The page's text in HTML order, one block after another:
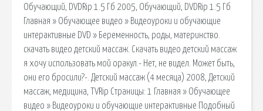
Обучающий, DVDRip 1.5 Гб 2005, Обучающий, DVDRip 1.5 Гб
Главная » Обучающее видео » Видеоуроки и обучающие
интерактивные DVD » Беременность, роды, материнство.
скачать видео детский массаж. Скачать видео детский массаж
я хочу использовать мой оракул.- Нет, не видел. Может быть,
они его бросили?-. Детский массаж (4 месяца) 2008, Детский
массаж, медицина, TVRip Страницы: 1 Главная » Обучающее
видео » Видеоуроки и обучающие интерактивные Подобный